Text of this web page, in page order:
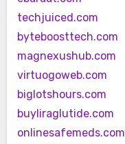
techjuiced.com
byteboosttech.com
magnexushub.com
virtuogoweb.com
biglotshours.com
buyliraglutide.com
onlinesafemeds.com